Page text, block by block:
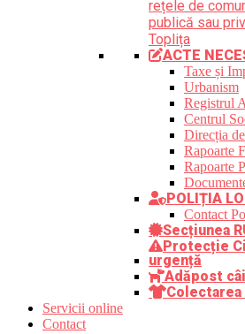
rețele de
publică sau
Toplița
ACTE
Taxe și
Urbanism
Registrul
Centrul
Direcția
Rapoarte
Rapoarte
POLIȚIA
Contact
Secțiunea
Protecție
urgență
Adăpost
Servicii online
Contact